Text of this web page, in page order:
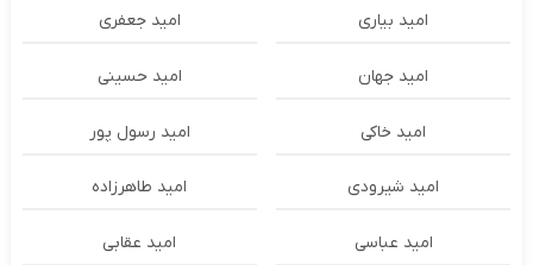
امید بیاری امید جعفری
امید جهان امید حسینی
امید خاکی امید رسول پور
امید شیرودی امید طاهرزاده
امید عباسی امید عقابی